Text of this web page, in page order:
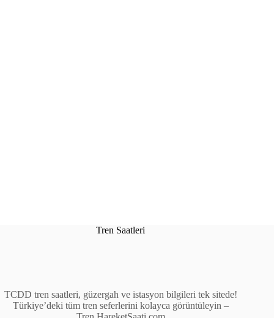
Tren Saatleri
TCDD tren saatleri, güzergah ve istasyon bilgileri tek sitede!
Türkiye’deki tüm tren seferlerini kolayca görüntüleyin –